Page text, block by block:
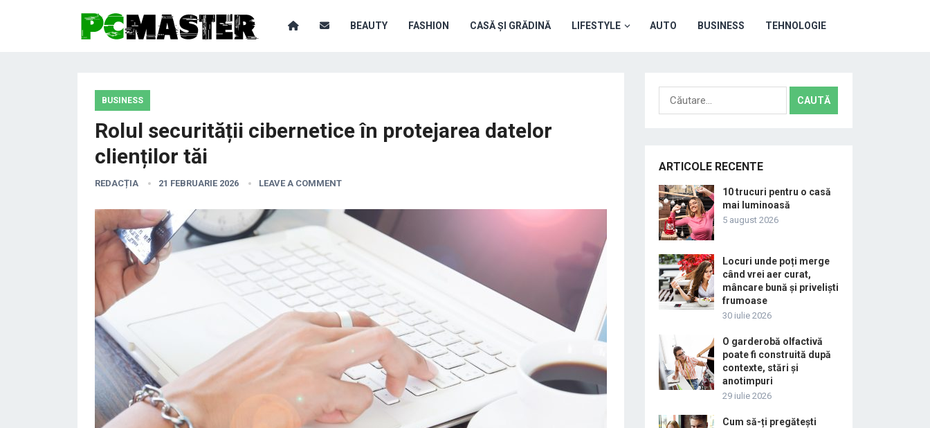
BEAUTY FASHION CASĂ ȘI GRĂDINĂ LIFESTYLE AUTO BUSINESS TEHNOLOGIE
BUSINESS
Rolul securității cibernetice în protejarea datelor
clienților tăi
REDACȚIA 21 FEBRUARIE 2026 LEAVE A COMMENT
Caută
după:
ARTICOLE RECENTE
10 trucuri pentru o casă
mai luminoasă
5 august 2026
Locuri unde poți merge
când vrei aer curat,
mâncare bună și priveliști
frumoase
30 iulie 2026
O garderobă olfactivă
poate fi construită după
contexte, stări și
anotimpuri
29 iulie 2026
Cum să-ți pregătești